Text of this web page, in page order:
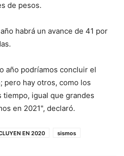
de pesos.
habrá un avance de 41 por
año podríamos concluir el
pero hay otros, como los
tiempo, igual que grandes
en 2021", declaró.
EN 2020 sismos